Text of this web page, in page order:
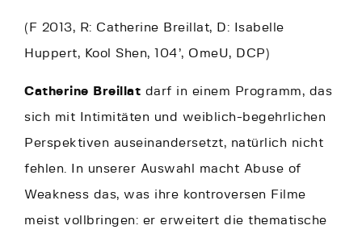
(F 2013, R: Catherine Breillat, D: Isabelle
Huppert, Kool Shen, 104’, OmeU, DCP)
Catherine Breillat darf in einem Programm, das
sich mit Intimitäten und weiblich-begehrlichen
Perspektiven auseinandersetzt, natürlich nicht
fehlen. In unserer Auswahl macht Abuse of
Weakness das, was ihre kontroversen Filme
meist vollbringen: er erweitert die thematische